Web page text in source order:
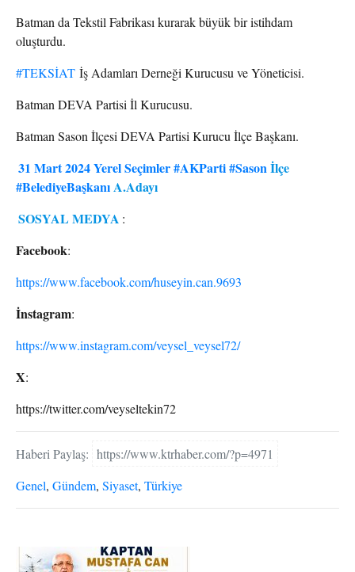
Batman da Tekstil Fabrikası kurarak büyük bir istihdam
oluşturdu.
#TEKSİAT İş Adamları Derneği Kurucusu ve Yöneticisi.
Batman DEVA Partisi İl Kurucusu.
Batman Sason İlçesi DEVA Partisi Kurucu İlçe Başkanı.
31 Mart 2024 Yerel Seçimler#AKParti#Sasonİlçe
#BelediyeBaşkanıA.Adayı
SOSYAL MEDYA :
Facebook:
https://www.facebook.com/huseyin.can.9693
İnstagram:
https://www.instagram.com/veysel_veysel72/
X:
https://twitter.com/veyseltekin72
Haberi Paylaş: https://www.ktrhaber.com/?p=4971
Genel, Gündem, Siyaset, Türkiye